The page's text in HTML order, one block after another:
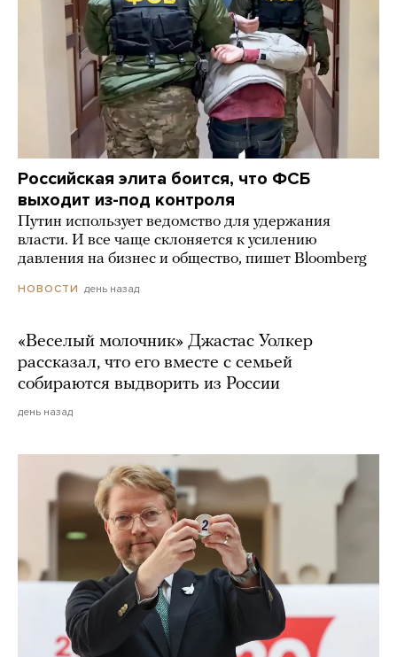
Российская элита боится, что ФСБ
выходит из-под контроля
Путин использует ведомство для удержания
власти. И все чаще склоняется к усилению
давления на бизнес и общество, пишет Bloomberg
НОВОСТИ день назад
«Веселый молочник» Джастас Уолкер
рассказал, что его вместе с семьей
собираются выдворить из России
день назад